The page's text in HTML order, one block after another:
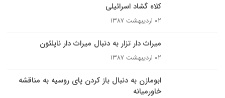
کلاه گشاد اسرائيلى
۰۲ اردیبهشت ۱۳۸۷
میراث دار تزار به دنبال میراث دار ناپلئون
۰۲ اردیبهشت ۱۳۸۷
ابومازن به دنبال باز کردن پای روسیه به مناقشه
خاورمیانه